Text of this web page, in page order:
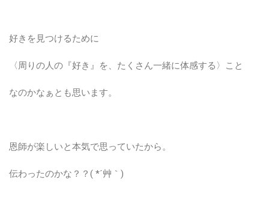
好きを見つけるために
〈周りの人の『好き』を、たくさん一緒に体感する〉こと
なのかなぁとも思います。
恩師が楽しいと本気で思っていたから。
伝わったのかな？？( *´艸｀)